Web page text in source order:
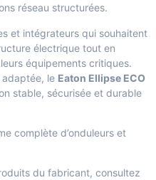
réseau structurées.
et intégrateurs qui souhaitent
électrique tout en
équipements critiques.
le Eaton Ellipse ECO
stable, sécurisée et durable
complète d’onduleurs et
du fabricant, consultez